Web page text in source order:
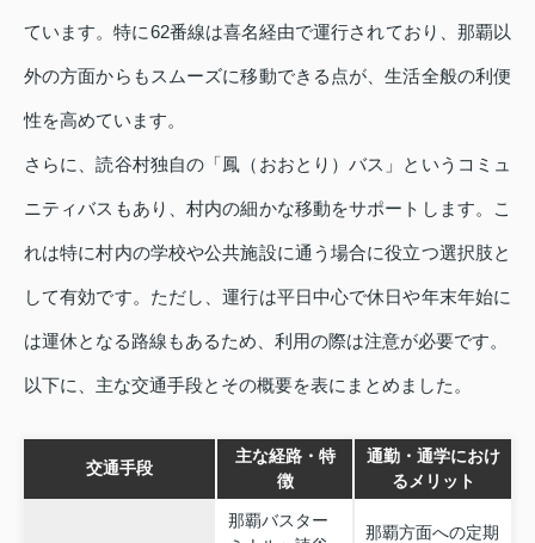
ています。特に62番線は喜名経由で運行されており、那覇以
外の方面からもスムーズに移動できる点が、生活全般の利便
性を高めています。
さらに、読谷村独自の「鳳（おおとり）バス」というコミュ
ニティバスもあり、村内の細かな移動をサポートします。こ
れは特に村内の学校や公共施設に通う場合に役立つ選択肢と
して有効です。ただし、運行は平日中心で休日や年末年始に
は運休となる路線もあるため、利用の際は注意が必要です。
以下に、主な交通手段とその概要を表にまとめました。
交通手段
主な経路・特
徴
通勤・通学におけ
るメリット
那覇バスター
那覇方面への定期